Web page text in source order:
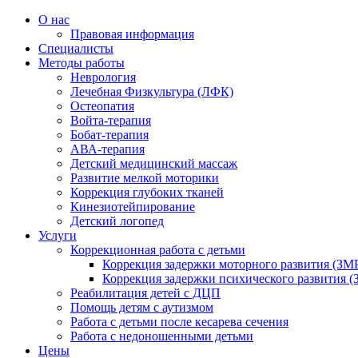
О нас
Правовая информация
Специалисты
Методы работы
Неврология
Лечебная Физкультура (ЛФК)
Остеопатия
Войта-терапия
Бобат-терапия
АВА-терапия
Детский медицинский массаж
Развитие мелкой моторики
Коррекция глубоких тканей
Кинезиотейпирование
Детский логопед
Услуги
Коррекционная работа с детьми
Коррекция задержки моторного развития
Коррекция задержки психического развития
Реабилитация детей с ДЦП
Помощь детям с аутизмом
Работа с детьми после кесарева сечения
Работа с недоношенными детьми
Цены